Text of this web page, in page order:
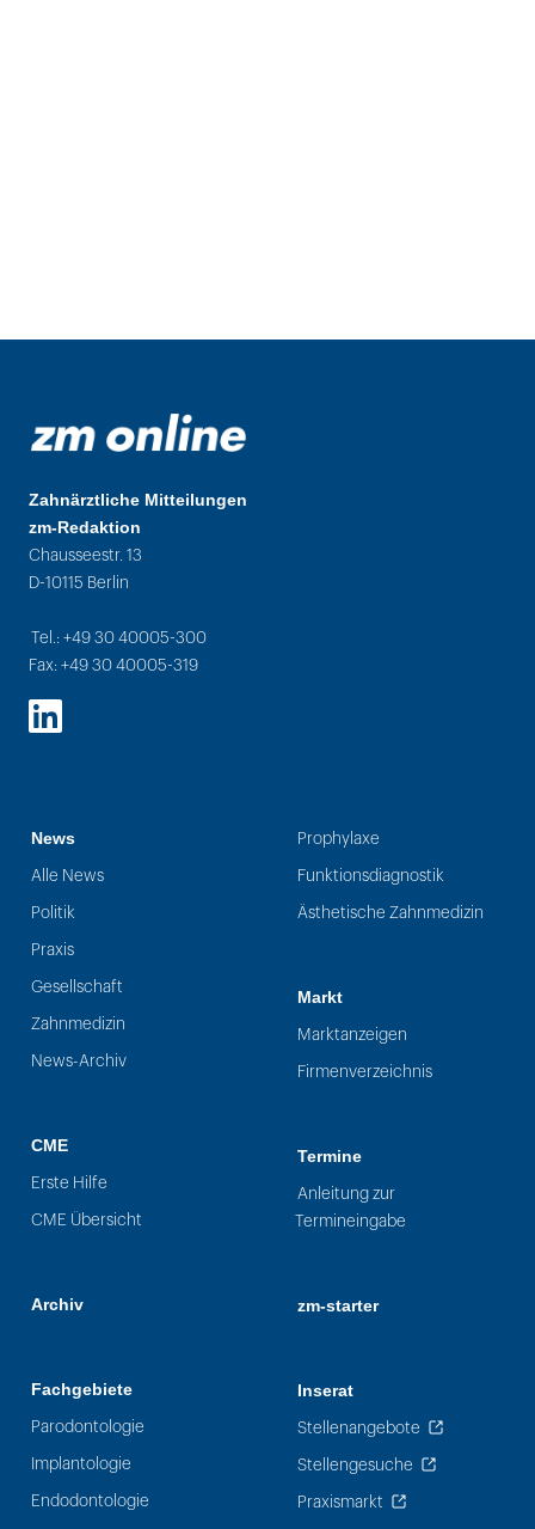
Zahnärztliche Mitteilungen
zm-Redaktion
Chausseestr. 13
D-10115 Berlin
Tel.: +49 30 40005-300
Fax: +49 30 40005-319
LinkedIn
News
Alle News
Politik
Praxis
Gesellschaft
Zahnmedizin
News-Archiv
CME
Erste Hilfe
CME Übersicht
Archiv
Fachgebiete
Parodontologie
Implantologie
Endodontologie
Prophylaxe
Funktionsdiagnostik
Ästhetische Zahnmedizin
Markt
Marktanzeigen
Firmenverzeichnis
Termine
Anleitung zur
Termineingabe
zm-starter
Inserat
Stellenangebote
Stellengesuche
Praxismarkt